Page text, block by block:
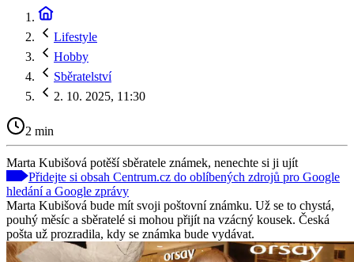
Lifestyle
Hobby
Sběratelství
2. 10. 2025, 11:30
2 min
Marta Kubišová potěší sběratele známek, nenechte si ji ujít
Přidejte si obsah Centrum.cz do oblíbených zdrojů pro Google
hledání a Google zprávy
Marta Kubišová bude mít svoji poštovní známku. Už se to chystá,
pouhý měsíc a sběratelé si mohou přijít na vzácný kousek. Česká
pošta už prozradila, kdy se známka bude vydávat.